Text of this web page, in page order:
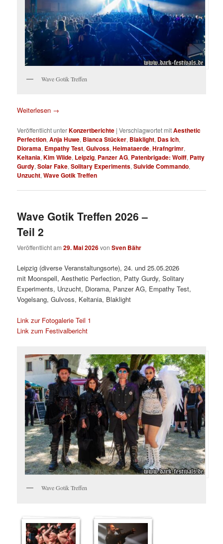
Wave Gotik Treffen
Weiterlesen →
Veröffentlicht unterKonzertberichte |Verschlagwortet mitAesthetic
Perfection,Anja Huwe, Bianca Stücker, Blaklight, Das Ich,
Diorama, Empathy Test,Gulvoss,Heimataerde,Hrafngrimr,
Keltania,Kim Wilde, Leipzig, Panzer AG, Patenbrigade: Wolff, Patty
Gurdy,Solar Fake,Solitary Experiments,Suivide Commando,
Unzucht,Wave Gotik Treffen
Wave Gotik Treffen 2026 –
Teil 2
Veröffentlicht am29. Mai 2026vonSven Bähr
Leipzig (diverse Veranstaltungsorte), 24. und 25.05.2026
mit Moonspell, Aesthetic Perfection, Patty Gurdy, Solitary
Experiments, Unzucht, Diorama, Panzer AG, Empathy Test,
Vogelsang, Gulvoss, Keltania, Blaklight
Link zur Fotogalerie Teil 1
Link zum Festivalbericht
Wave Gotik Treffen